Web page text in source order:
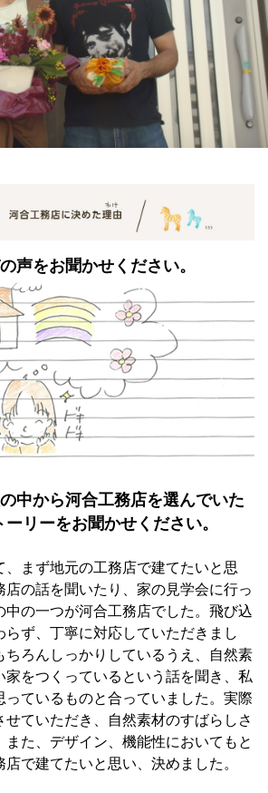
声をお聞かせください。
中から河合工務店を選んでいた
リーをお聞かせください。
、まず地元の工務店で建てたいと思
店の話を聞いたり、家の見学会に行っ
中の一つが河合工務店でした。飛び込
らず、丁寧に対応していただきまし
ちろんしっかりしているうえ、自然素
家をつくっているという話を聞き、私
っているものと合っていました。実際
せていただき、自然素材のすばらしさ
また、デザイン、機能性においてもと
で建てたいと思い、決めました。